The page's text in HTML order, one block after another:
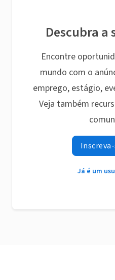
Descubra a
Encontre
mundo com o
emprego, estágio,
Veja também
Já é um